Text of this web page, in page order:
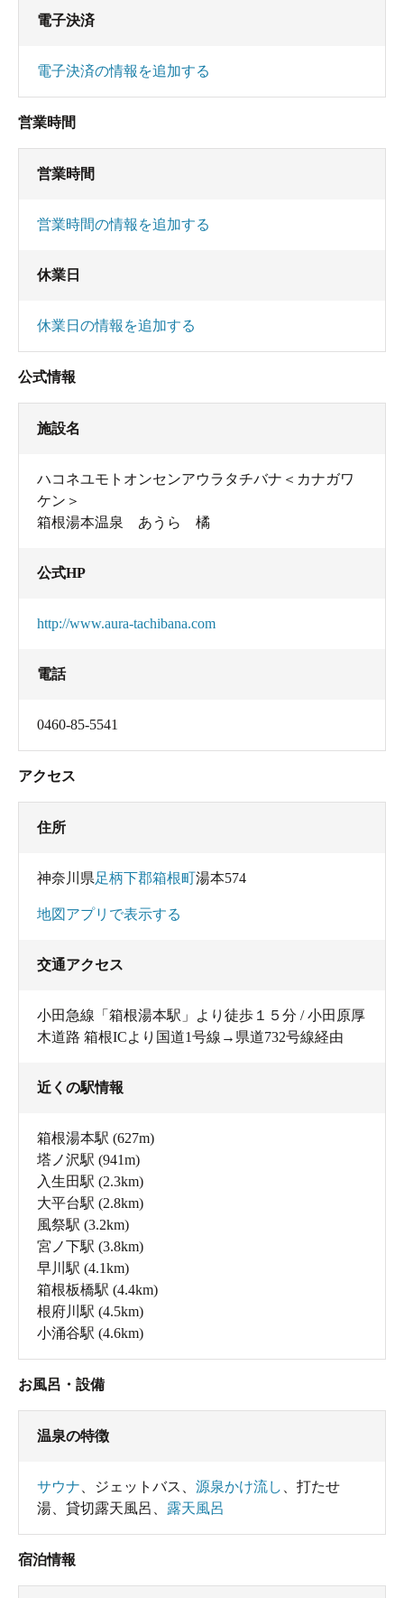
電子決済
電子決済の情報を追加する
営業時間
営業時間
営業時間の情報を追加する
休業日
休業日の情報を追加する
公式情報
施設名
ハコネユモトオンセンアウラタチバナ＜カナガワ
ケン＞
箱根湯本温泉 あうら 橘
公式HP
http://www.aura-tachibana.com
電話
0460-85-5541
アクセス
住所
神奈川県足柄下郡箱根町湯本574
地図アプリで表示する
交通アクセス
小田急線「箱根湯本駅」より徒歩１５分 / 小田原厚
木道路 箱根ICより国道1号線→県道732号線経由
近くの駅情報
箱根湯本駅 (627m)
塔ノ沢駅 (941m)
入生田駅 (2.3km)
大平台駅 (2.8km)
風祭駅 (3.2km)
宮ノ下駅 (3.8km)
早川駅 (4.1km)
箱根板橋駅 (4.4km)
根府川駅 (4.5km)
小涌谷駅 (4.6km)
お風呂・設備
温泉の特徴
サウナ ジェットバス 源泉かけ流し
打たせ
湯
貸切露天風呂 露天風呂
宿泊情報